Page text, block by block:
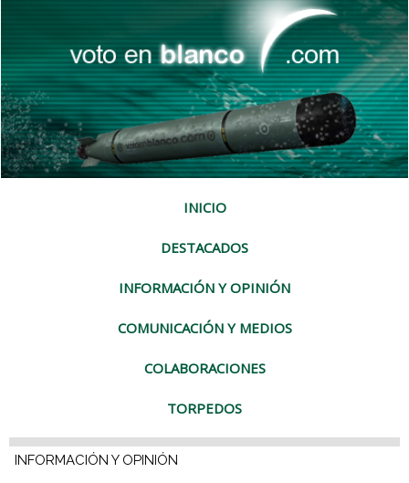
INICIO
DESTACADOS
INFORMACIÓN Y OPINIÓN
COMUNICACIÓN Y MEDIOS
COLABORACIONES
TORPEDOS
INFORMACIÓN Y OPINIÓN